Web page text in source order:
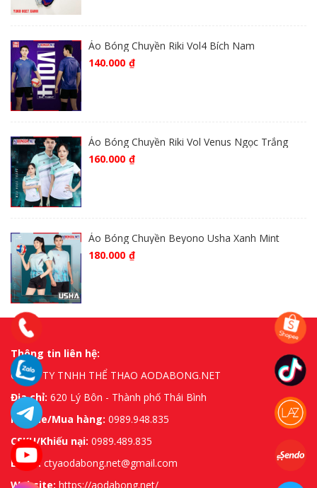
Áo Bóng Chuyền Riki Vol4 Bích Nam
140.000 ₫
Áo Bóng Chuyền Riki Vol Venus Ngọc Trắng
160.000 ₫
Áo Bóng Chuyền Beyono Usha Xanh Mint
180.000 ₫
Thông tin liên hệ:
CÔNG TY TNHH THỂ THAO AODABONG.NET
Địa chỉ: 620 Lý Bôn - Thành phố Thái Bình
Hotline/Mua hàng: 0989.948.835
CSKH/Khiếu nại: 0989.489.835
Email:ctyaodabong.net@gmail.com
Website: https://aodabong.net/